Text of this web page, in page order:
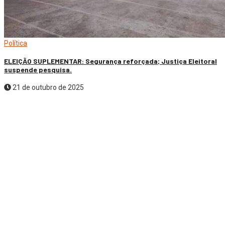
Política
ELEIÇÃO SUPLEMENTAR: Segurança reforçada; Justiça Eleitoral
suspende pesquisa.
21 de outubro de 2025